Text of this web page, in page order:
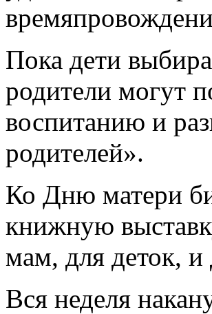
Пока дети
родители могут
воспитанию и
родителей».
Ко Дню матери
книжную
мам, для деток, и
Вся неделя